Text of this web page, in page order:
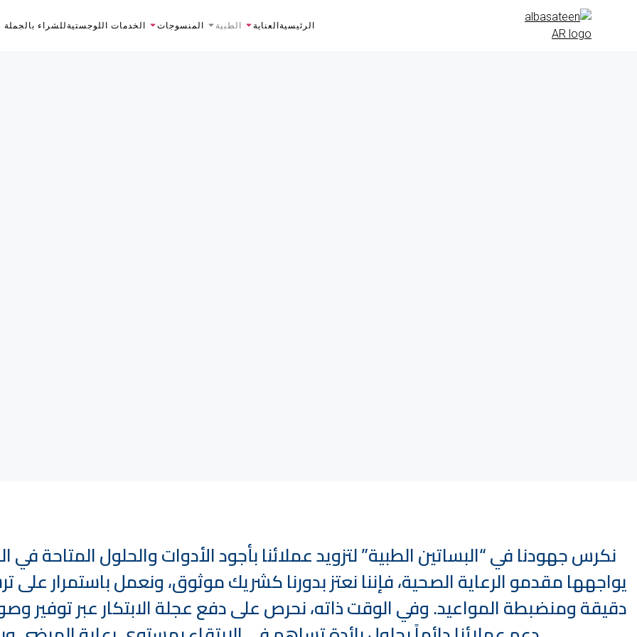
الرئيسية العناية الطبية المنسوجات الخدمات اللوجستيةللشراء بالجملة
نكرس جهودنا في “البساتين الطبية” لتزويد عملائنا بأجود الأدوات والحلول المتاحة
يواجهها مقدمو الرعاية الصحية، فإننا نعتز بدورنا كشريك موثوق، ونعمل باستمرار
دقيقة ومنضبطة المواعيد. وفي الوقت ذاته، نحرص على دفع عجلة الابتكار عبر توفير